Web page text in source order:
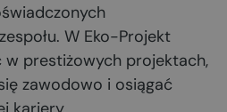
W Eko-Projekt
w prestiżowych projektach,
zawodowo i osiągać